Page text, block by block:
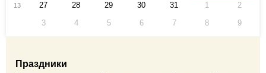
13 27 28 29 30 31 1
2
3
4 5 6 7 8 9
Праздники